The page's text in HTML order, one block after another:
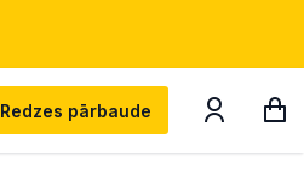
Redzes pārbaude